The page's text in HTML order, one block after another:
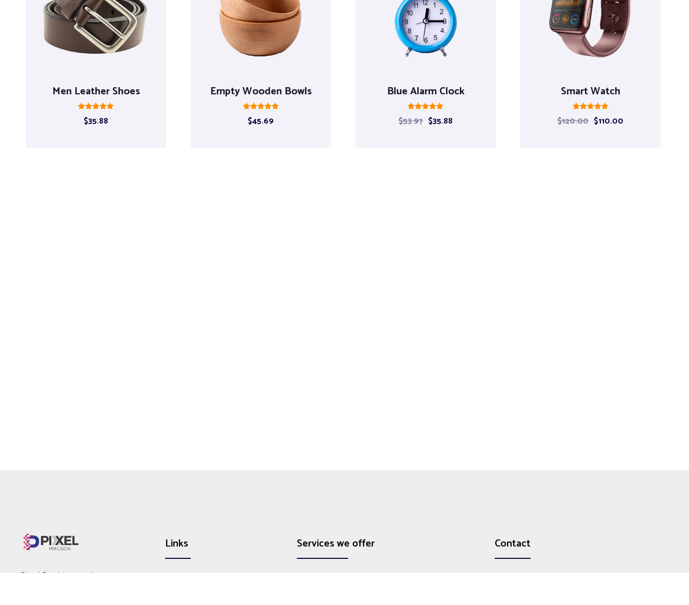
Men Leather Shoes
5.00
$35.88
Empty Wooden Bowls
5.00
$45.69
Blue Alarm Clock
Rated
5.00
$53.97 $35.88
Smart Watch
Rated
5.00
$120.00 $110.00
Pixxel Precision was born to
Links Services we offer Contact